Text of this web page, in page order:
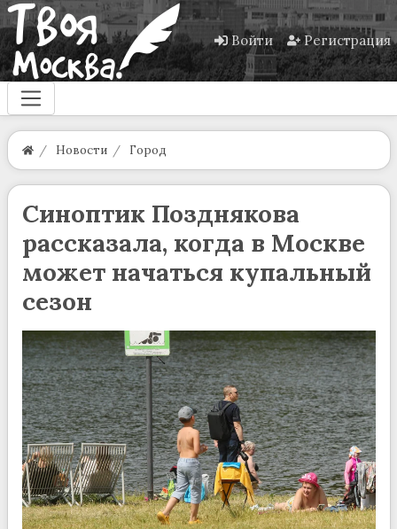
Войти Регистрация
Новости Город
Синоптик Позднякова
рассказала, когда в Москве
может начаться купальный
сезон